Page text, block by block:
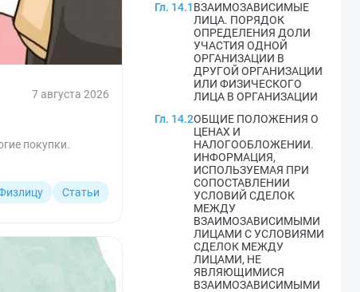
7 августа 2026
покупки.
Статьи
Гл. 14.1ВЗАИМОЗАВИСИМЫЕ
ЛИЦА. ПОРЯДОК
ОПРЕДЕЛЕНИЯ ДОЛИ
УЧАСТИЯ ОДНОЙ
ОРГАНИЗАЦИИ В
ДРУГОЙ ОРГАНИЗАЦИИ
ИЛИ ФИЗИЧЕСКОГО
ЛИЦА В ОРГАНИЗАЦИИ
Гл. 14.2ОБЩИЕ ПОЛОЖЕНИЯ О
ЦЕНАХ И
НАЛОГООБЛОЖЕНИИ.
ИНФОРМАЦИЯ,
ИСПОЛЬЗУЕМАЯ ПРИ
СОПОСТАВЛЕНИИ
УСЛОВИЙ СДЕЛОК
МЕЖДУ
ВЗАИМОЗАВИСИМЫМИ
ЛИЦАМИ С УСЛОВИЯМИ
СДЕЛОК МЕЖДУ
ЛИЦАМИ, НЕ
ЯВЛЯЮЩИМИСЯ
ВЗАИМОЗАВИСИМЫМИ